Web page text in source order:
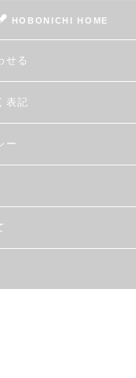
HOBONICHI HOME
せる
表記
ー